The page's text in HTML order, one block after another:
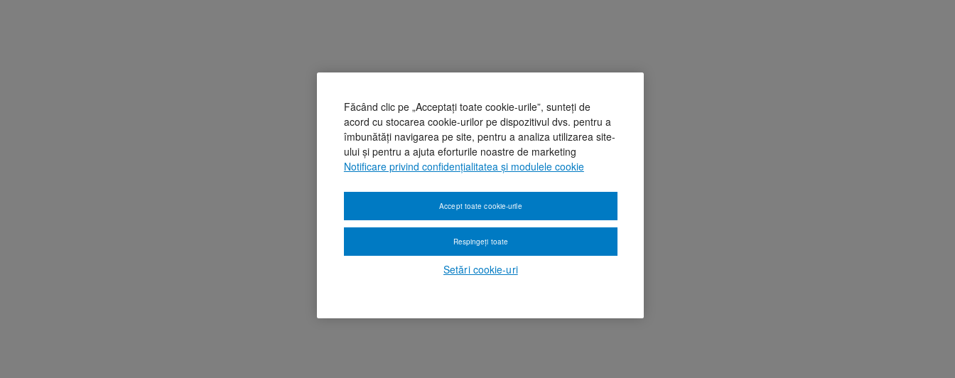
Făcând clic pe „Acceptați toate cookie-urile”, sunteți de
acord cu stocarea cookie-urilor pe dispozitivul dvs. pentru a
îmbunătăți navigarea pe site, pentru a analiza utilizarea site-
ului și pentru a ajuta eforturile noastre de marketing
Notificare privind confidențialitatea și modulele cookie
Setări cookie-uri
Respingeți toate
Accept toate cookie-urile